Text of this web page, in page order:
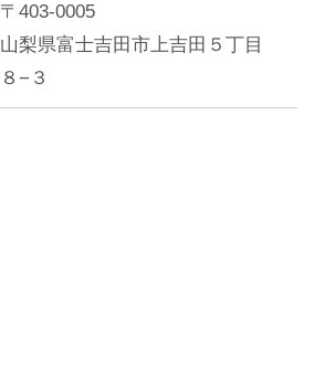
〒403-0005
山梨県富士吉田市上吉田５丁目
８−３